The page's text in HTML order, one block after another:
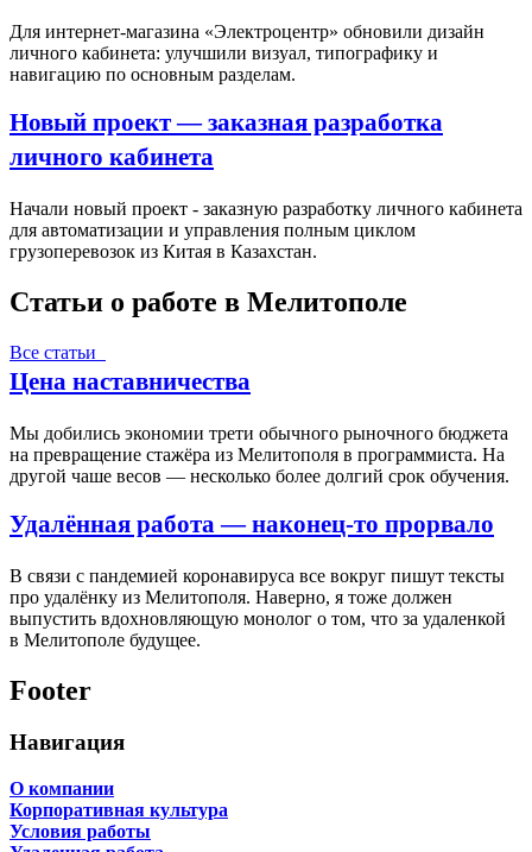
Для интернет-магазина «Электроцентр» обновили дизайн
личного кабинета: улучшили визуал, типографику и
навигацию по основным разделам.
Новый проект — заказная разработка
личного кабинета
Начали новый проект - заказную разработку личного кабинета
для автоматизации и управления полным циклом
грузоперевозок из Китая в Казахстан.
Статьи о работе в Мелитополе
Все статьи
Цена наставничества
Мы добились экономии трети обычного рыночного бюджета
на превращение стажёра из Мелитополя в программиста. На
другой чаше весов — несколько более долгий срок обучения.
Удалённая работа — наконец-то прорвало
В связи с пандемией коронавируса все вокруг пишут тексты
про удалёнку из Мелитополя. Наверно, я тоже должен
выпустить вдохновляющую монолог о том, что за удаленкой
в Мелитополе будущее.
Footer
Навигация
О компании
Корпоративная культура
Условия работы